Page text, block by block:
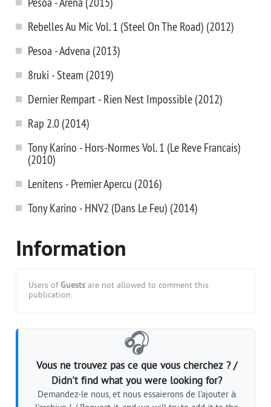
Rebelles Au Mic Vol. 1 (Steel On The Road) (2012)
Pesoa - Advena (2013)
8ruki - Steam (2019)
Dernier Rempart - Rien Nest Impossible (2012)
Rap 2.0 (2014)
Tony Karino - Hors-Normes Vol. 1 (Le Reve Francais)
(2010)
Lenitens - Premier Apercu (2016)
Tony Karino - HNV2 (Dans Le Feu) (2014)
Information
Users of Guests are not allowed to comment this
publication.
🎧
Vous ne trouvez pas ce que vous cherchez ? /
Didn't find what you were looking for?
Demandez-le nous, et nous essaierons de l'ajouter à